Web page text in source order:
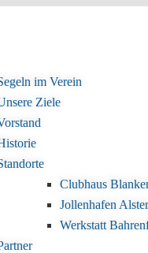
im Verein
Ziele
Clubhaus
Jollenhafen
Werkstatt